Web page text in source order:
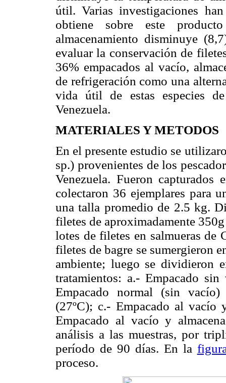
útil. Varias investigaciones
obtiene sobre este
almacenamiento disminuye
evaluar la conservación de
36% empacados al vacío,
de refrigeración como una
vida útil de estas especies
Venezuela.
MATERIALES Y METODOS
En el presente estudio se
sp.) provenientes de los
Venezuela. Fueron
colectaron 36 ejemplares para
una talla promedio de 2.5 kg.
filetes de aproximadamente
lotes de filetes en salmueras de
filetes de bagre se sumergieron
ambiente; luego se dividieron
tratamientos: a.- Empacado
Empacado normal (sin vacío)
(27ºC); c.- Empacado al vacío
Empacado al vacío y
análisis a las muestras, por
período de 90 días. En la
proceso.